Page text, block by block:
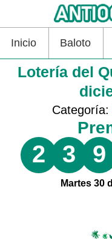
Inicio Baloto
Lotería del
Categoría:
2 3 9
Martes 30